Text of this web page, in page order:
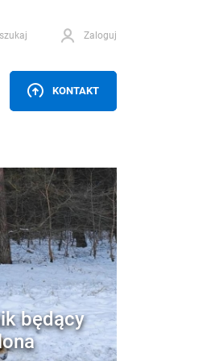
Zaloguj
KONTAKT
będący